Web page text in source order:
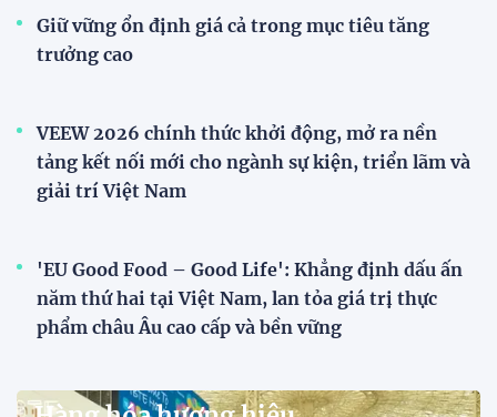
Giữ vững ổn định giá cả trong mục tiêu tăng
trưởng cao
VEEW 2026 chính thức khởi động, mở ra nền
tảng kết nối mới cho ngành sự kiện, triển lãm và
giải trí Việt Nam
'EU Good Food – Good Life': Khẳng định dấu ấn
năm thứ hai tại Việt Nam, lan tỏa giá trị thực
phẩm châu Âu cao cấp và bền vững